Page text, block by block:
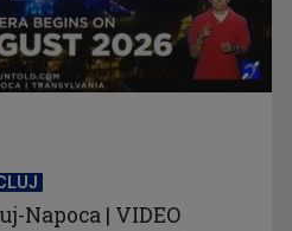
Napoca | VIDEO